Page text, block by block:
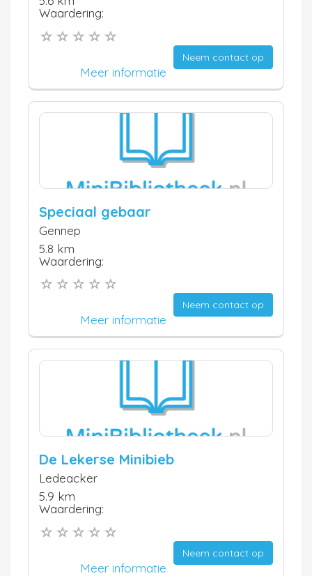
Waardering:
Neem contact op
Meer informatie
Speciaal gebaar
Gennep
5.8 km
Waardering:
Neem contact op
Meer informatie
De Lekerse Minibieb
Ledeacker
5.9 km
Waardering:
Neem contact op
Meer informatie